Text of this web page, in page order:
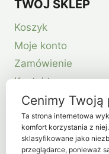
TWÓJ SKLEP
Koszyk
Moje konto
Zamówienie
Kontakt
Cenimy
Ta strona internetowa
komfort korzystania z
sklasyfikowane jako
przeglądarce, ponieważ